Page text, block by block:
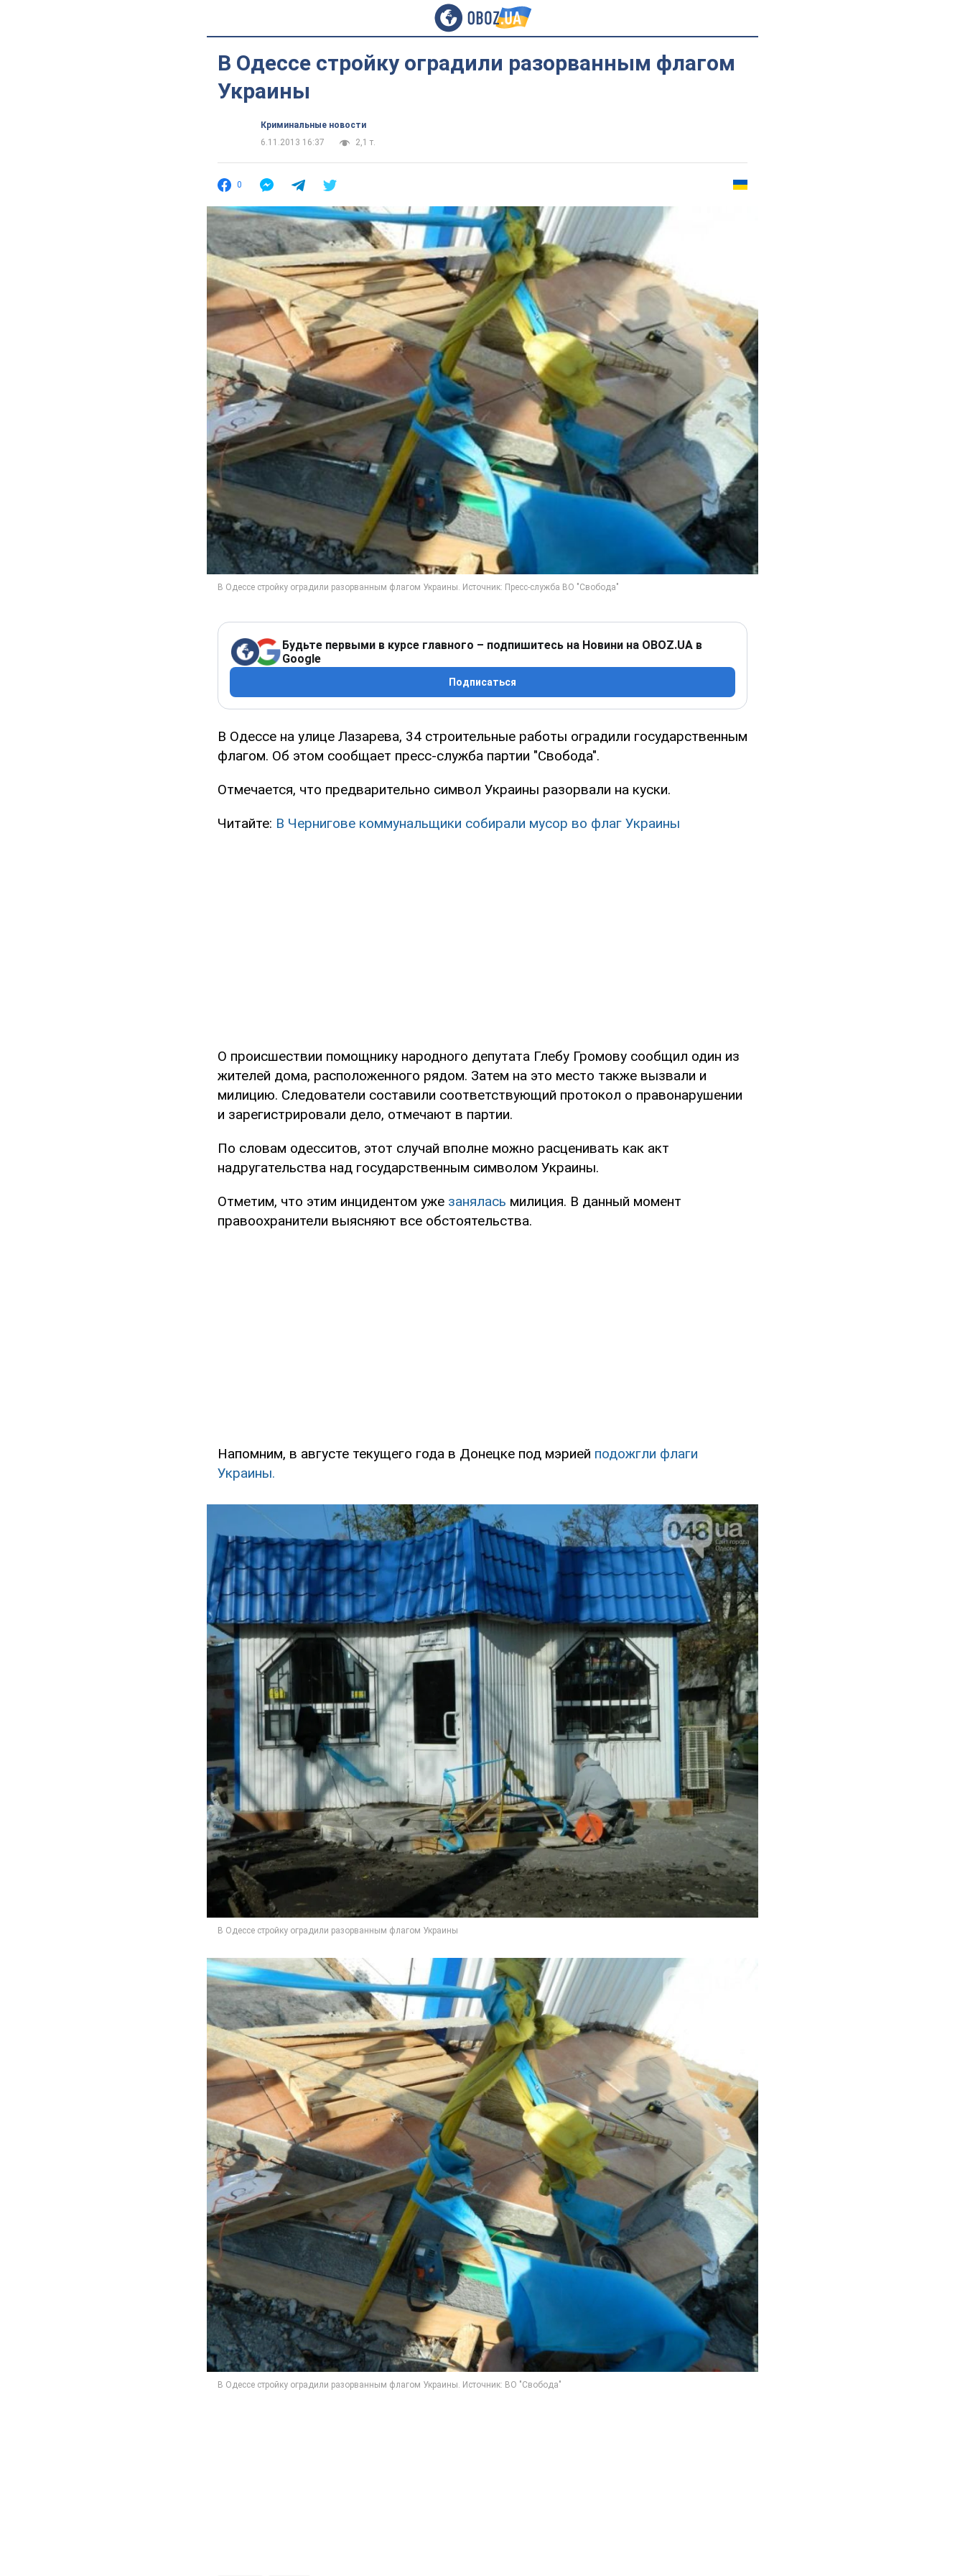
В Одессе стройку оградили разорванным флагом
Украины
Криминальные новости
6.11.2013 16:37
2,1 т.
0
Будьте первыми в курсе главного – подпишитесь на Новини на OBOZ.UA в
Google
Подписаться
В Одессе на улице Лазарева, 34 строительные работы оградили государственным
флагом. Об этом сообщает пресс-служба партии "Свобода".
Отмечается, что предварительно символ Украины разорвали на куски.
Читайте: В Чернигове коммунальщики собирали мусор во флаг Украины
О происшествии помощнику народного депутата Глебу Громову сообщил один из
жителей дома, расположенного рядом. Затем на это место также вызвали и
милицию. Следователи составили соответствующий протокол о правонарушении
и зарегистрировали дело, отмечают в партии.
По словам одесситов, этот случай вполне можно расценивать как акт
надругательства над государственным символом Украины.
Отметим, что этим инцидентом уже занялась милиция. В данный момент
правоохранители выясняют все обстоятельства.
Напомним, в августе текущего года в Донецке под мэрией подожгли флаги
Украины.